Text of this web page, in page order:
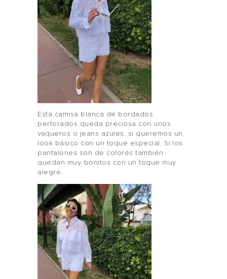
Esta camisa blanca de bordados
perforados queda preciosa con unos
vaqueros o jeans azules, si queremos un
look básico con un toque especial. Si los
pantalones son de colores también
quedan muy bonitos con un toque muy
alegre.